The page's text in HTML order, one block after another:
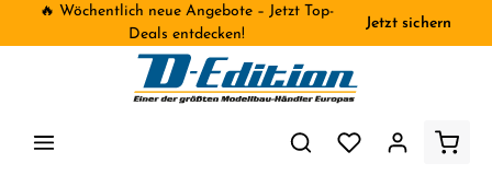
🔥 Wöchentlich neue Angebote – Jetzt Top-
Deals entdecken!
Jetzt sichern